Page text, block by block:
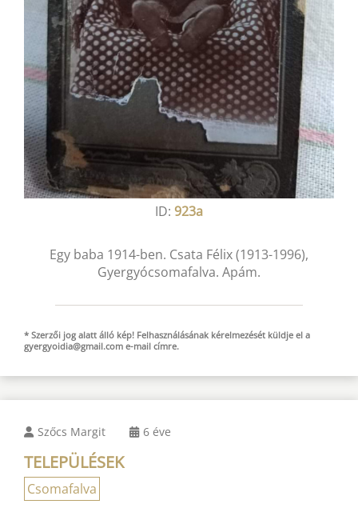
ID: 923a
Egy baba 1914-ben. Csata Félix (1913-1996),
Gyergyócsomafalva. Apám.
* Szerzői jog alatt álló kép! Felhasználásának kérelmezését küldje el a
gyergyoidia@gmail.com e-mail címre.
Szőcs Margit 6 éve
TELEPÜLÉSEK
Csomafalva